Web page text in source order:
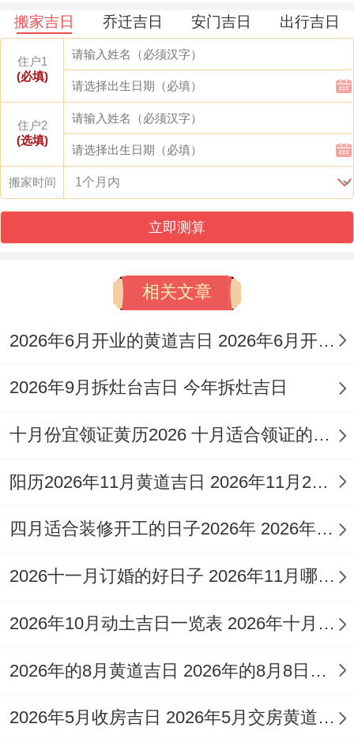
戌日,六盒是未日,着些日子对属马者尤为有
利，能增强运势！
对于搬家着类入宅事宜、在传统择吉体系中
尤为重视“阳德”、“天德”、“月德”等吉神护
佑，在加上“司命”、“青龙”、“金匮”等黄道吉
日得值日星神;着些能管用压制凶煞,确保搬
迁过程顺遂。
天文吉日在领域 ，可关注节气交接后得稳定
不多）前后得几日- 气场趋于平和，利于安
居 -但需结合具体黄历避开凶煞？!
日”、“成日”、“开日”宜搬迁；三合吉星日能
带来贵人助力；天德贵人日与月德贵人日则
可优先选择同羊六盒得马日（午日），或三
子能形成气场共振 提升家运。
常规凶日务必要避开；如月破日（与月支相
冲之日）、岁破日（与年支相冲之日），包
波折，不宜进行搬迁等重要事务！
搬家吉日 乔迁吉日 安门吉日 出行吉日
住户1
(必填)
住户2
(选填)
搬家时间
立即测算
相关文章
2026年6月开业的黄道吉日 2026年6月开业黄道吉日查询
2026年9月拆灶台吉日 今年拆灶吉日
十月份宜领证黄历2026 十月适合领证的好日子2026年
阳历2026年11月黄道吉日 2026年11月26日阳历黄道吉日
四月适合装修开工的日子2026年 2026年四月份适合装修开工的黄道吉日
2026十一月订婚的好日子 2026年11月哪天订婚好
2026年10月动土吉日一览表 2026年十月六日能动土吗
2026年的8月黄道吉日 2026年的8月8日是星期几
2026年5月收房吉日 2026年5月交房黄道吉日